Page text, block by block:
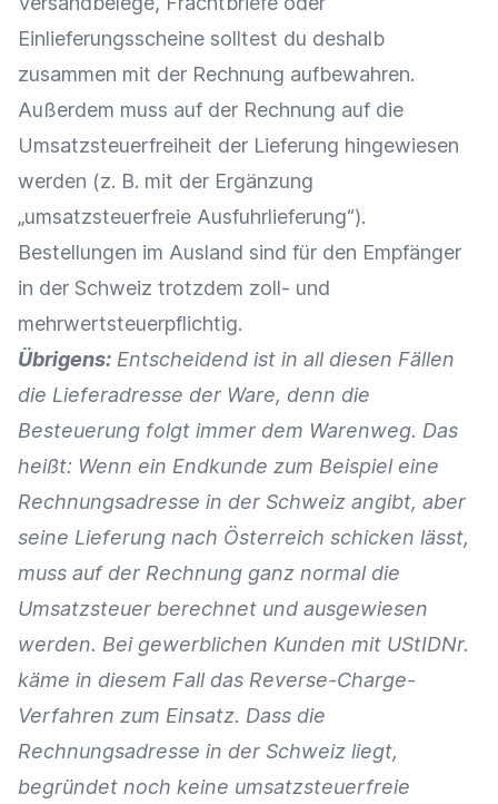
Einlieferungsscheine solltest du deshalb
zusammen mit der Rechnung aufbewahren.
Außerdem muss auf der Rechnung auf die
Umsatzsteuerfreiheit der Lieferung hingewiesen
werden (z. B. mit der Ergänzung
„umsatzsteuerfreie Ausfuhrlieferung“).
Bestellungen im Ausland sind für den Empfänger
in der Schweiz trotzdem zoll- und
mehrwertsteuerpflichtig.
Übrigens: Entscheidend ist in all diesen Fällen
die Lieferadresse der Ware, denn die
Besteuerung folgt immer dem Warenweg. Das
heißt: Wenn ein Endkunde zum Beispiel eine
Rechnungsadresse in der Schweiz angibt, aber
seine Lieferung nach Österreich schicken lässt,
muss auf der Rechnung ganz normal die
Umsatzsteuer berechnet und ausgewiesen
werden. Bei gewerblichen Kunden mit UStIDNr.
käme in diesem Fall das Reverse-Charge-
Verfahren zum Einsatz. Dass die
Rechnungsadresse in der Schweiz liegt,
begründet noch keine umsatzsteuerfreie